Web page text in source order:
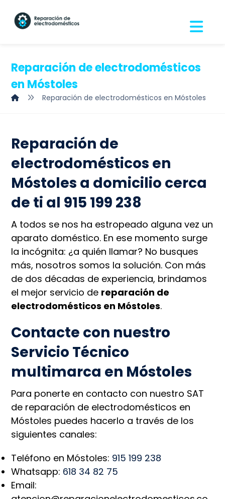
Reparación de electrodomésticos
en Móstoles
Reparación de electrodomésticos en Móstoles
Reparación de
electrodomésticos en
Móstoles a domicilio cerca
de ti al 915 199 238
A todos se nos ha estropeado alguna vez un
aparato doméstico. En ese momento surge
la incógnita: ¿a quién llamar? No busques
más, nosotros somos la solución. Con más
de dos décadas de experiencia, brindamos
el mejor servicio de reparación de
electrodomésticos en Móstoles.
Contacte con nuestro
Servicio Técnico
multimarca en Móstoles
Para ponerte en contacto con nuestro SAT
de reparación de electrodomésticos en
Móstoles puedes hacerlo a través de los
siguientes canales:
Teléfono en Móstoles: 915 199 238
Whatsapp: 618 34 82 75
Email: